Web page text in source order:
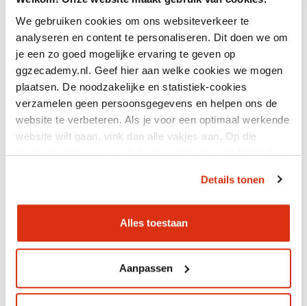
We gebruiken cookies om ons websiteverkeer te
analyseren en content te personaliseren. Dit doen we om
je een zo goed mogelijke ervaring te geven op
ggzecademy.nl. Geef hier aan welke cookies we mogen
plaatsen. De noodzakelijke en statistiek-cookies
verzamelen geen persoonsgegevens en helpen ons de
website te verbeteren. Als je voor een optimaal werkende
website wilt gaan, vink dan alle vakjes aan. Op die
manier kunnen we jou de beste online service bieden!
Details tonen
Alles toestaan
Aanpassen
LVB & extra uitdagingen en risico's
GRATIS
Doorlooptijd